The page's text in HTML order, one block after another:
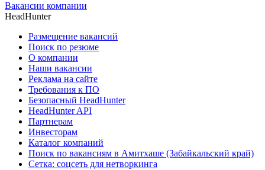
Вакансии компании
HeadHunter
Размещение вакансий
Поиск по резюме
О компании
Наши вакансии
Реклама на сайте
Требования к ПО
Безопасный HeadHunter
HeadHunter API
Партнерам
Инвесторам
Каталог компаний
Поиск по вакансиям в Амитхаше (Забайкальский край)
Сетка: соцсеть для нетворкинга